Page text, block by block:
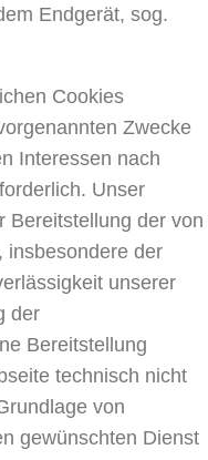
Endgerät, sog.
Cookies
Zwecke
Interessen nach
Unser
Bereitstellung der von
insbesondere der
unserer
der
Bereitstellung
technisch nicht
von
gewünschten Dienst